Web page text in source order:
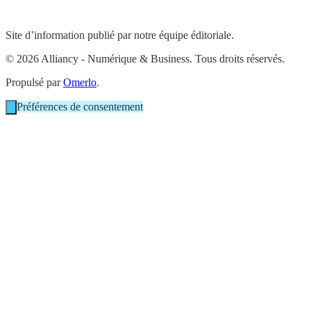
Site d’information publié par notre équipe éditoriale.
© 2026 Alliancy - Numérique & Business. Tous droits réservés.
Propulsé parOmerlo.
Préférences de consentement